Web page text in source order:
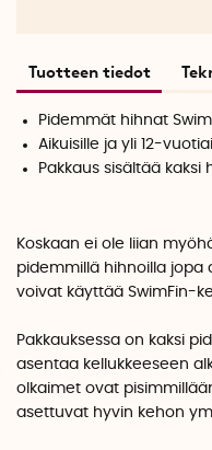
Tuotteen tiedot
Pidemmät hihnat
Aikuisille ja yli 12-
Pakkaus sisältää kaksi
Koskaan ei ole liian
pidemmillä hihnoilla jopa
voivat käyttää SwimFin-
Pakkauksessa on kaksi
asentaa kellukkeeseen
olkaimet ovat
asettuvat hyvin kehon